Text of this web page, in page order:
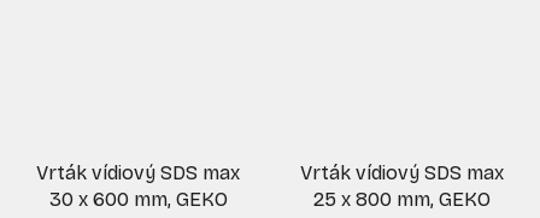
Vrták vídiový SDS max
30 x 600 mm, GEKO
Vrták vídiový SDS max
25 x 800 mm, GEKO